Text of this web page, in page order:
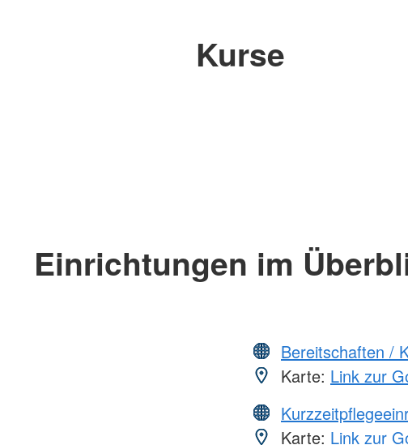
Kurse
Einrichtungen im
Bereitschaften /
Karte: Link zur
Karte: Link zur